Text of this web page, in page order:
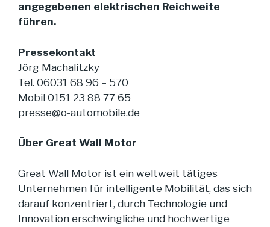
angegebenen elektrischen Reichweite
führen.
Pressekontakt
Jörg Machalitzky
Tel. 06031 68 96 – 570
Mobil 0151 23 88 77 65
presse@o-automobile.de
Über Great Wall Motor
Great Wall Motor ist ein weltweit tätiges
Unternehmen für intelligente Mobilität, das sich
darauf konzentriert, durch Technologie und
Innovation erschwingliche und hochwertige